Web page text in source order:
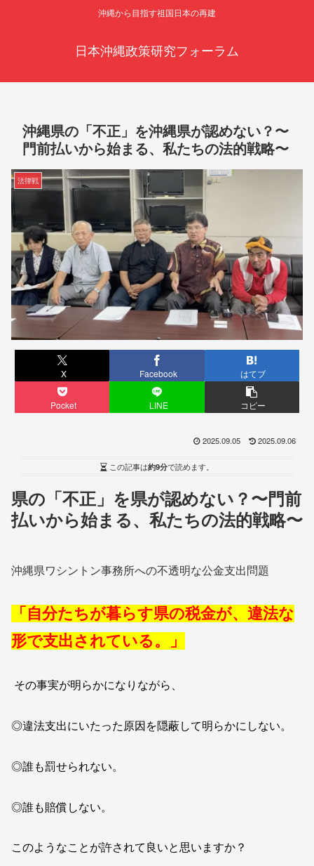
沖縄から目指す祖国日本の再建
日本沖縄政策研究フォーラム
沖縄県の「不正」を沖縄県が認めない？〜
門前払いから始まる、私たちの法的戦略〜
法律戦
X Facebook はてブ
Pocket LINE コピー
2025.09.05 2025.09.06
この記事は約9分で読めます。
県の「不正」を県が認めない？〜門前
払いから始まる、私たちの法的戦略〜
沖縄県ワシントン事務所への不透明な公金支出問題
「自分たちが暮らす県の税金が、違法な
形で支出されている。」
その事実が明らかになりながら、
◎違法支出にいたった原因を隠蔽して明らかにしない。
◎誰も罰せられない。
◎誰も賠償しない。
このようなことが許されて良いと思いますか？